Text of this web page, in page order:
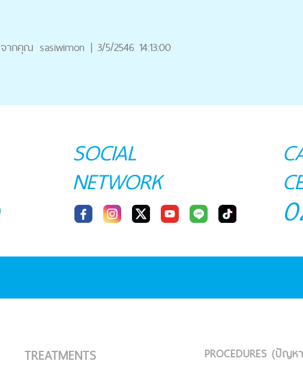
จากคุณ sasiwimon | 3/5/2546 14:13:00
SOCIAL
NETWORK
TREATMENTS
PROCEDURES (ปัญห